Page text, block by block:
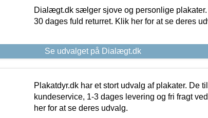
Dialægt.dk sælger sjove og personlige
30 dages fuld returret. Klik her for at se deres
Se udvalget på Dialægt.dk
Plakatdyr.dk har et stort udvalg af plakater. De
kundeservice, 1-3 dages levering og fri fragt
her for at se deres udvalg.